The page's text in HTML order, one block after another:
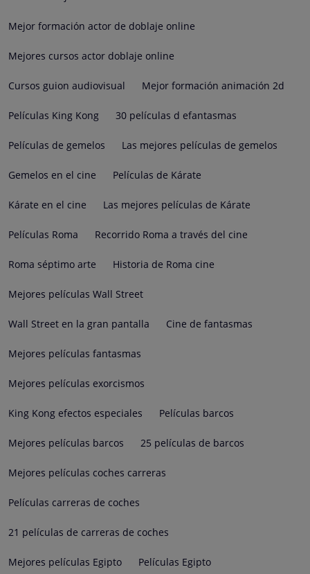
Mejor formación actor de doblaje online
Mejores cursos actor doblaje online
Cursos guion audiovisual Mejor formación animación 2d
Películas King Kong 30 películas d efantasmas
Películas de gemelos Las mejores películas de gemelos
Gemelos en el cine Películas de Kárate
Kárate en el cine Las mejores películas de Kárate
Películas Roma Recorrido Roma a través del cine
Roma séptimo arte Historia de Roma cine
Mejores películas Wall Street
Wall Street en la gran pantalla Cine de fantasmas
Mejores películas fantasmas
Mejores películas exorcismos
King Kong efectos especiales Películas barcos
Mejores películas barcos 25 películas de barcos
Mejores películas coches carreras
Películas carreras de coches
21 películas de carreras de coches
Mejores películas Egipto Películas Egipto